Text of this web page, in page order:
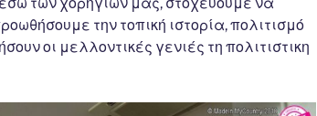
την τοπική ιστορία, πολιτισμό
οι μελλοντικές γενιές τη πολιτιστικη